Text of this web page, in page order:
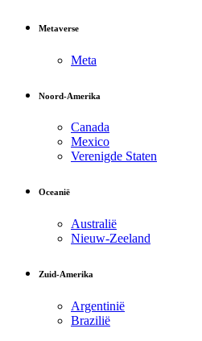
Metaverse
Meta
Noord-Amerika
Canada
Mexico
Verenigde Staten
Oceanië
Australië
Nieuw-Zeeland
Zuid-Amerika
Argentinië
Brazilië